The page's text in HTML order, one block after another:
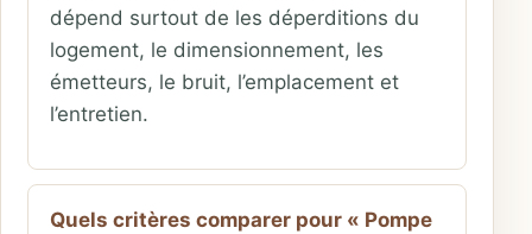
dépend surtout de les déperditions du
logement, le dimensionnement, les
émetteurs, le bruit, l’emplacement et
l’entretien.
Quels critères comparer pour « Pompe